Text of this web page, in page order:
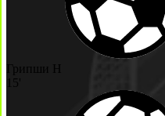
Грипши Н
15'